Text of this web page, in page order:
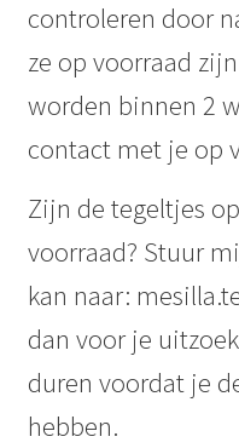
controleren door
ze op voorraad
worden binnen 2
contact met je op
Zijn de tegeltjes
voorraad? Stuur
kan naar:
dan voor je
duren voordat je
hebben.